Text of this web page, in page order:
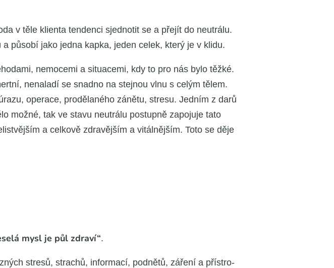
v těle kli­en­ta ten­den­ci sjed­no­tit se a pře­jít do neutrá­lu.
půso­bí jako jed­na kap­ka, jeden celek, kte­rý je v kli­du.
nemo­ce­mi a situ­a­ce­mi, kdy to pro nás bylo těž­ké.
nena­la­dí se snad­no na stej­nou vlnu s celým tělem.
ope­ra­ce, pro­dě­la­né­ho záně­tu, stre­su. Jed­ním z darů
mož­né, tak ve sta­vu neutrá­lu postup­ně zapo­ju­je tato
a cel­ko­vě zdra­věj­ším a vitál­něj­ším. Toto se děje
mysl je půl zdra­ví“.
stre­sů, stra­chů, infor­ma­cí, pod­ně­tů, záře­ní a pří­stro­